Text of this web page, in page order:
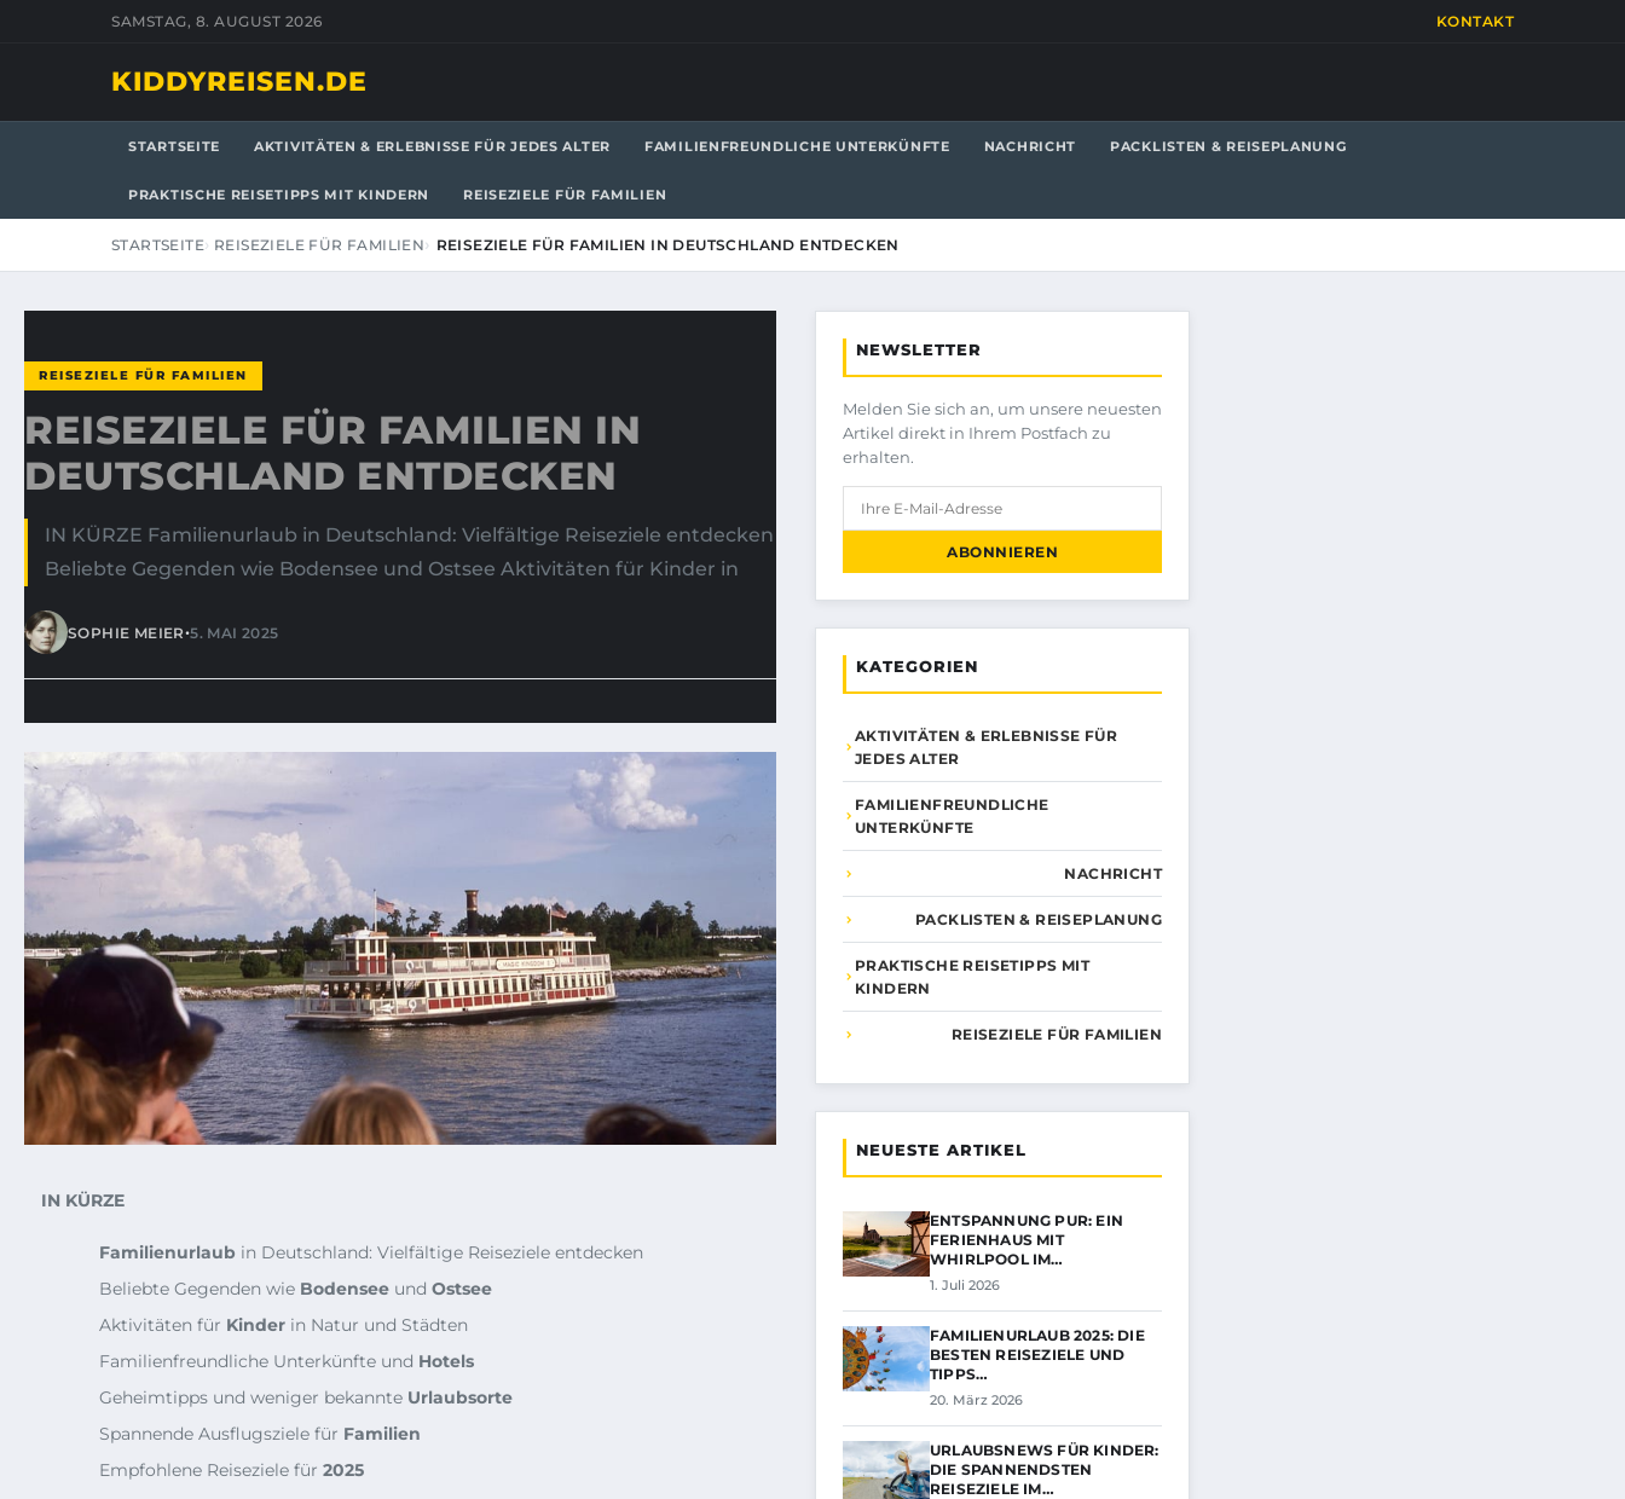
SAMSTAG, 8. AUGUST 2026 KONTAKT
KIDDYREISEN.DE
STARTSEITE AKTIVITÄTEN & ERLEBNISSE FÜR JEDES ALTER FAMILIENFREUNDLICHE UNTERKÜNFTE NACHRICHT PACKLISTEN & REISEPLANUNG
PRAKTISCHE REISETIPPS MIT KINDERN REISEZIELE FÜR FAMILIEN
STARTSEITE REISEZIELE FÜR FAMILIEN REISEZIELE FÜR FAMILIEN IN DEUTSCHLAND ENTDECKEN
REISEZIELE FÜR FAMILIEN
REISEZIELE FÜR FAMILIEN IN
DEUTSCHLAND ENTDECKEN
IN KÜRZE Familienurlaub in Deutschland: Vielfältige Reiseziele entdecken
Beliebte Gegenden wie Bodensee und Ostsee Aktivitäten für Kinder in
SOPHIE MEIER•5. MAI 2025
IN KÜRZE
Familienurlaub in Deutschland: Vielfältige Reiseziele entdecken
Beliebte Gegenden wie Bodensee und Ostsee
Aktivitäten für Kinder in Natur und Städten
Familienfreundliche Unterkünfte und Hotels
Geheimtipps und weniger bekannte Urlaubsorte
Spannende Ausflugsziele für Familien
Empfohlene Reiseziele für 2025
NEWSLETTER
Melden Sie sich an, um unsere neuesten
Artikel direkt in Ihrem Postfach zu
erhalten.
ABONNIEREN
KATEGORIEN
AKTIVITÄTEN & ERLEBNISSE FÜR
JEDES ALTER
FAMILIENFREUNDLICHE
UNTERKÜNFTE
NACHRICHT
PACKLISTEN & REISEPLANUNG
PRAKTISCHE REISETIPPS MIT
KINDERN
REISEZIELE FÜR FAMILIEN
NEUESTE ARTIKEL
ENTSPANNUNG PUR: EIN
FERIENHAUS MIT
WHIRLPOOL IM…
1. Juli 2026
FAMILIENURLAUB 2025: DIE
BESTEN REISEZIELE UND
TIPPS…
20. März 2026
URLAUBSNEWS FÜR KINDER:
DIE SPANNENDSTEN
REISEZIELE IM…